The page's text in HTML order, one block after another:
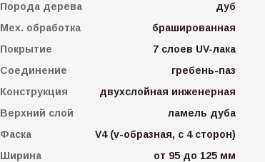
Порода дерева
дуб
Мех. обработка
брашированная
Покрытие
7 слоев UV-лака
Соединение
гребень-паз
Конструкция
двухслойная инженерная
Верхний слой
ламель дуба
Фаска
V4 (v-образная, с 4 сторон)
Ширина
от 95 до 125 мм